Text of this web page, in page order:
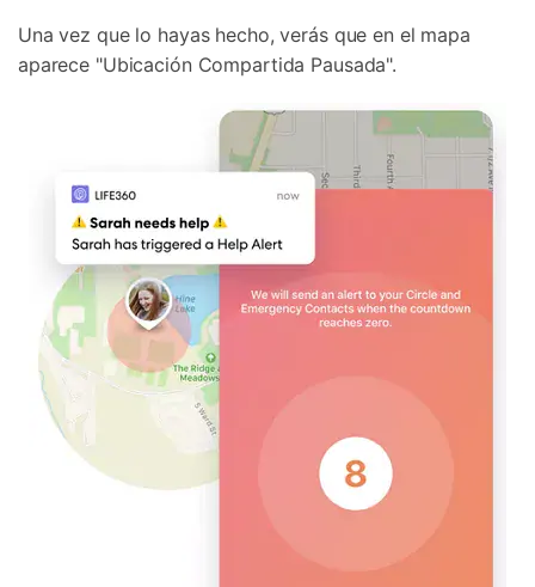
Una vez que lo hayas hecho, verás que en el mapa
aparece "Ubicación Compartida Pausada".